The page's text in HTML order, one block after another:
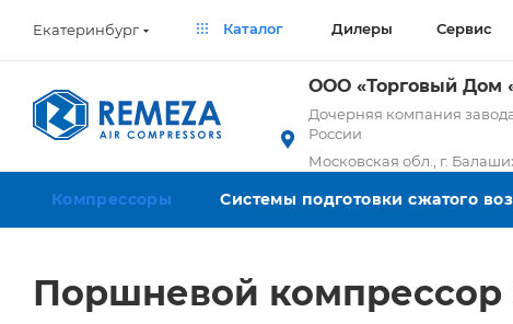
Екатеринбург Каталог Дилеры Сервис
ООО «Торговый Дом
Дочерняя компания
России
Московская обл., г.
Компрессоры Системы подготовки сжатого
Поршневой компрессор